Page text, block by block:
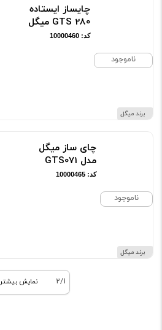
ناموجود
برند میگل
چایساز ایستاده
GTS 280 میگل
کد: 10000460
ناموجود
برند میگل
چای ساز میگل
مدل GTS071
کد: 10000465
2/1 نمایش بیشتر